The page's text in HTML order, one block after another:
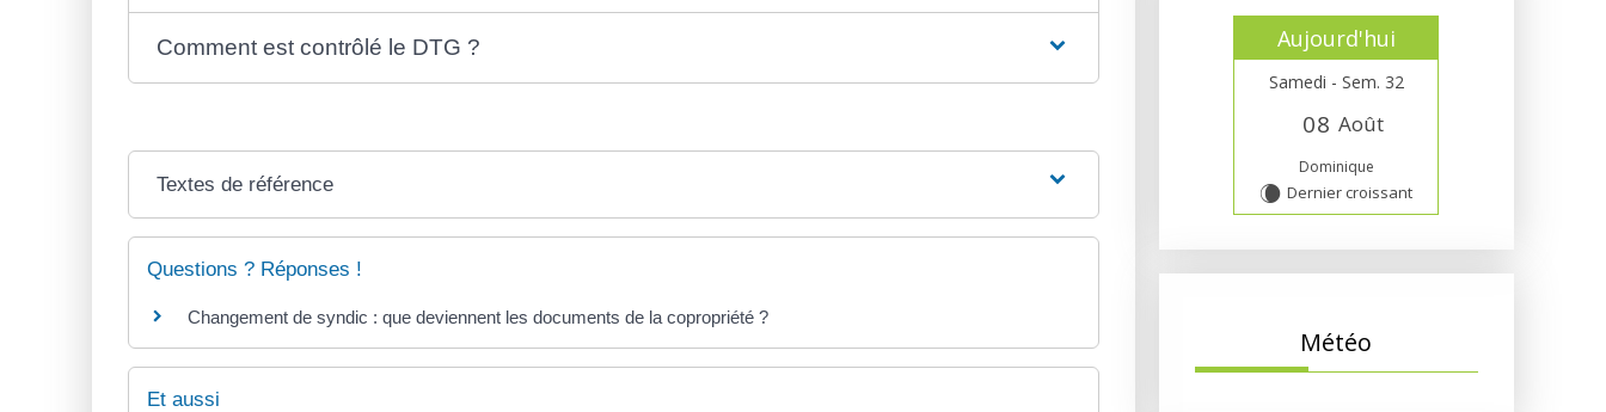
Comment est contrôlé le DTG ?
Textes de référence
Questions ? Réponses !
Changement de syndic : que deviennent les documents de la copropriété ?
Et aussi
Aujourd'hui
Samedi - Sem. 32
08 Août
Dominique
W Dernier croissant
Météo